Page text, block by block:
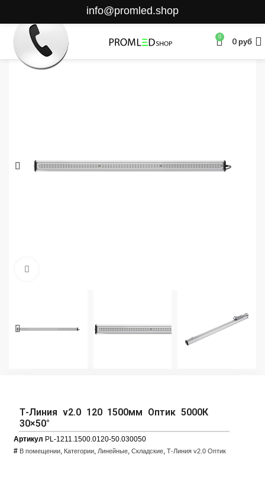
info@promled.shop
0 0руб
Т-Линия v2.0 120 1500мм Оптик 5000К
30×50°
Артикул PL-1211.1500.0120-50.030050
# В помещении, Категории, Линейные, Складские, Т-Линия v2.0 Оптик